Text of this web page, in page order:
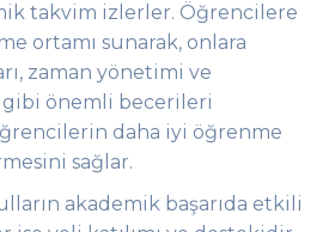
takvim izlerler. Öğrencilere
ortamı sunarak, onlara
zaman yönetimi ve
önemli becerileri
daha iyi öğrenme
sağlar.
akademik başarıda etkili